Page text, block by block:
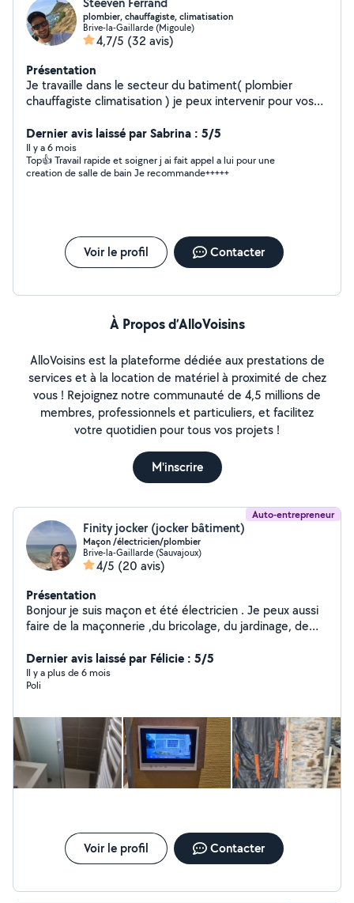
plombier, chauffagiste, climatisation
Brive-la-Gaillarde (Migoule)
4,7/5 (32 avis)
Présentation
Je travaille dans le secteur du batiment( plombier
chauffagiste climatisation ) je peux intervenir pour vos
intervenir pour d’autre travaux.
Dernier avis laissé par Sabrina : 5/5
Il y a 6 mois
Top👍 Travail rapide et soigner j ai fait appel a lui pour une
creation de salle de bain Je recommande+++++
Voir le profil Contacter
À Propos d’AlloVoisins
AlloVoisins est la plateforme dédiée aux prestations de
services et à la location de matériel à proximité de chez
vous ! Rejoignez notre communauté de 4,5 millions de
membres, professionnels et particuliers, et facilitez
votre quotidien pour tous vos projets !
M'inscrire
Auto-entrepreneur
Finity jocker (jocker bâtiment)
Maçon /électricien/plombier
Brive-la-Gaillarde (Sauvajoux)
4/5 (20 avis)
Présentation
Bonjour je suis maçon et été électricien . Je peux aussi
faire de la maçonnerie ,du bricolage, du jardinage, de
service pour divers mission cordialement
Dernier avis laissé par Félicie : 5/5
Il y a plus de 6 mois
Poli
Voir le profil Contacter